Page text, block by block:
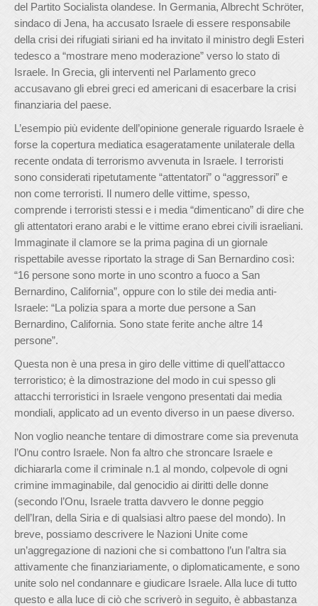
del Partito Socialista olandese. In Germania, Albrecht Schröter,
sindaco di Jena, ha accusato Israele di essere responsabile
della crisi dei rifugiati siriani ed ha invitato il ministro degli Esteri
tedesco a “mostrare meno moderazione” verso lo stato di
Israele. In Grecia, gli interventi nel Parlamento greco
accusavano gli ebrei greci ed americani di esacerbare la crisi
finanziaria del paese.
L’esempio più evidente dell’opinione generale riguardo Israele è
forse la copertura mediatica esageratamente unilaterale della
recente ondata di terrorismo avvenuta in Israele. I terroristi
sono considerati ripetutamente “attentatori” o “aggressori” e
non come terroristi. Il numero delle vittime, spesso,
comprende i terroristi stessi e i media “dimenticano” di dire che
gli attentatori erano arabi e le vittime erano ebrei civili israeliani.
Immaginate il clamore se la prima pagina di un giornale
rispettabile avesse riportato la strage di San Bernardino così:
“16 persone sono morte in uno scontro a fuoco a San
Bernardino, California”, oppure con lo stile dei media anti-
Israele: “La polizia spara a morte due persone a San
Bernardino, California. Sono state ferite anche altre 14
persone”.
Questa non è una presa in giro delle vittime di quell’attacco
terroristico; è la dimostrazione del modo in cui spesso gli
attacchi terroristici in Israele vengono presentati dai media
mondiali, applicato ad un evento diverso in un paese diverso.
Non voglio neanche tentare di dimostrare come sia prevenuta
l’Onu contro Israele. Non fa altro che stroncare Israele e
dichiararla come il criminale n.1 al mondo, colpevole di ogni
crimine immaginabile, dal genocidio ai diritti delle donne
(secondo l’Onu, Israele tratta davvero le donne peggio
dell’Iran, della Siria e di qualsiasi altro paese del mondo). In
breve, possiamo descrivere le Nazioni Unite come
un’aggregazione di nazioni che si combattono l’un l’altra sia
attivamente che finanziariamente, o diplomaticamente, e sono
unite solo nel condannare e giudicare Israele. Alla luce di tutto
questo e alla luce di ciò che scriverò in seguito, è abbastanza